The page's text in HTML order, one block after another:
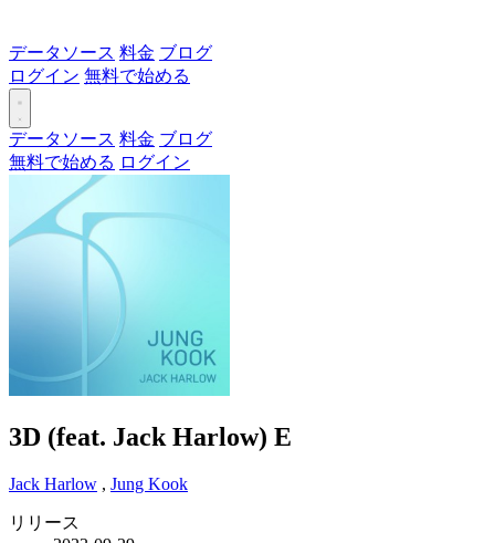
データソース 料金 ブログ
ログイン 無料で始める
データソース 料金 ブログ
無料で始める ログイン
3D (feat. Jack Harlow) E
Jack Harlow , Jung Kook
リリース